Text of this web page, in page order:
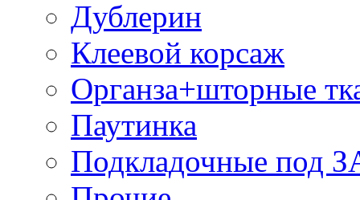
Дублерин
Клеевой корсаж
Органза+шторные
Паутинка
Подкладочные под